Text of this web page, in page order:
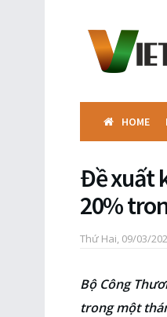
HOME
Đề xuất
20%
Thứ Hai, 09/03/
Bộ Công
trong một